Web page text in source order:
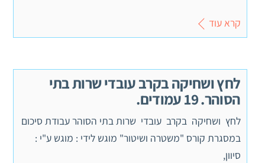
קרא עוד
לחץ ושחיקה בקרב עובדי שרות בתי
הסוהר. 19 עמודים.
לחץ ושחיקה בקרב עובדי שרות בתי הסוהר עבודת סיכום
במסגרת קורס "משטרה ושיטור" מוגש לידי : מוגש ע"י :
סיוון,